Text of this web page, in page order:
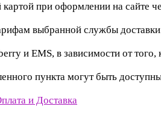
картой при оформлении на
выбранной службы
и EMS, в зависимости от
пункта могут быть
и Доставка